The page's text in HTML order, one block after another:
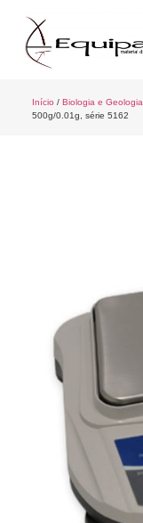
Início / Biologia e Geologia
500g/0.01g, série 5162